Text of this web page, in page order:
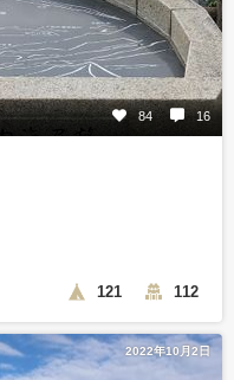
84 16
121 112
2022年10月2日